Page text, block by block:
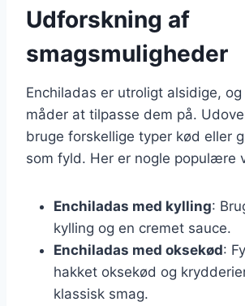
Udforskning af
smagsmuligheder
Enchiladas er utroligt alsidige,
måder at tilpasse dem på.
bruge forskellige typer kød eller
som fyld. Her er nogle populære
Enchiladas med kylling:
kylling og en cremet sauce.
Enchiladas med oksekød:
hakket oksekød og
klassisk smag.